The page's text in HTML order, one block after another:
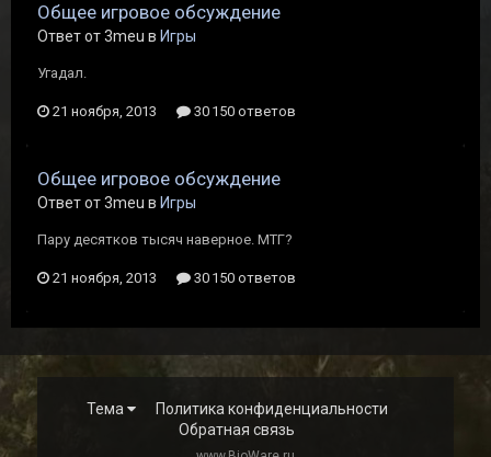
Общее игровое обсуждение
Ответ от 3meu в Игры
Угадал.
21 ноября, 2013 30 150 ответов
Общее игровое обсуждение
Ответ от 3meu в Игры
Пару десятков тысяч наверное. МТГ?
21 ноября, 2013 30 150 ответов
Тема
Политика конфиденциальности
Обратная связь